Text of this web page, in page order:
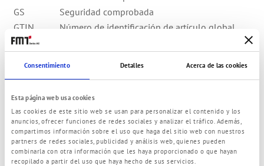
Consentimiento Detalles Acerca de las cookies
Esta página web usa cookies
Las cookies de este sitio web se usan para personalizar el contenido y los
anuncios, ofrecer funciones de redes sociales y analizar el tráfico. Además,
compartimos información sobre el uso que haga del sitio web con nuestros
partners de redes sociales, publicidad y análisis web, quienes pueden
combinarla con otra información que les haya proporcionado o que hayan
recopilado a partir del uso que haya hecho de sus servicios.
GS
Seguridad comprobada
GTIN
Número de identificación de artículo global
HD
Du Pont
Hz
Hercio
i
Dentro / h
IBC
Intermediate Bulk Container (para el transporte
y la conservación de sustancias líquidas y